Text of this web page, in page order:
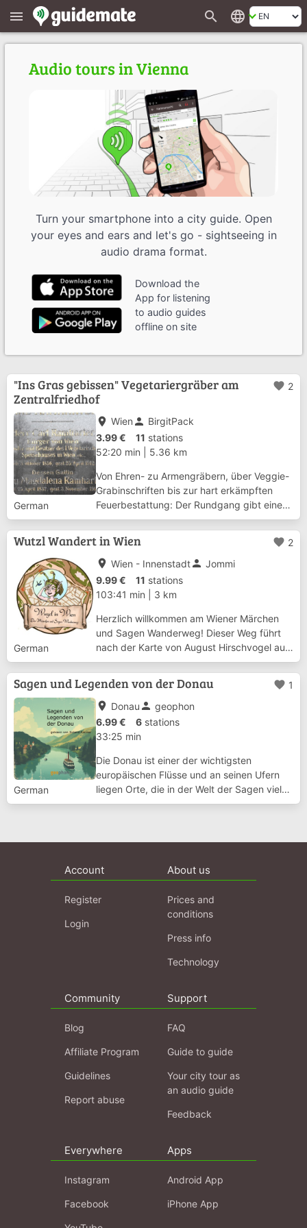
menu search language
Audio tours in Vienna
Turn your smartphone into a city guide. Open
your eyes and ears and let's go - sightseeing in
audio drama format.
Download the
App for listening
to audio guides
offline on site
"Ins Gras gebissen" Vegetariergräber am
Zentralfriedhof
favorite 2
German
place Wien person BirgitPack
3.99 €
11 stations
52:20 min
5.36 km
Von Ehren- zu Armengräbern, über Veggie-
Grabinschriften bis zur hart erkämpften
Feuerbestattung: Der Rundgang gibt einen
Einblick in die Geschichte des Vegetarismus
in Wien von den Anfängen um 1870 bis
1945 und einen Überblick über die
Begräbnistr...
Wutzl Wandert in Wien favorite 2
German
place Wien - Innenstadtperson Jommi
9.99 €
11 stations
103:41 min
3 km
Herzlich willkommen am Wiener Märchen
und Sagen Wanderweg! Dieser Weg führt
nach der Karte von August Hirschvogel aus
dem 15. Jh. durch den 1. Wiener
Gemeindebezirk. Wanderführer auf dieser
Tour ist Wutzl der Waldwicht aus der
Wachau, dessen wicht...
Sagen und Legenden von der Donau favorite 1
German
place Donau person geophon
6.99 €
6 stations
33:25 min
Die Donau ist einer der wichtigsten
europäischen Flüsse und an seinen Ufern
liegen Orte, die in der Welt der Sagen viel
besprochen sind. Der bekannte
Account
Register
Login
About us
Prices and
conditions
Press info
Technology
Community
Blog
Affiliate Program
Guidelines
Report abuse
Support
FAQ
Guide to guide
Your city tour as
an audio guide
Feedback
Everywhere
Instagram
Facebook
Apps
Android App
iPhone App